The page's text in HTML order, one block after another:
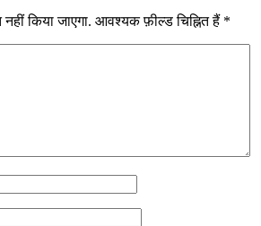
किया जाएगा. आवश्यक फ़ील्ड चिह्नित हैं *